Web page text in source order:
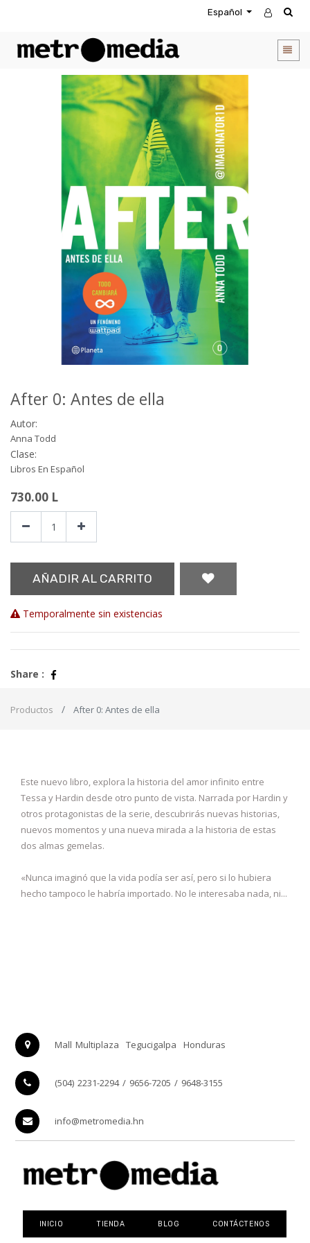
Español
After 0: Antes de ella
Autor:
Anna Todd
Clase:
Libros En Español
730.00 L
AÑADIR AL CARRITO
Temporalmente sin existencias
Share :
Productos After 0: Antes de ella
Este nuevo libro, explora la historia del amor infinito entre
Tessa y Hardin desde otro punto de vista. Narrada por Hardin y
otros protagonistas de la serie, descubrirás nuevas historias,
nuevos momentos y una nueva mirada a la historia de estas
dos almas gemelas.
«Nunca imaginó que la vida podía ser así, pero si lo hubiera
hecho tampoco le habría importado. No le interesaba nada, ni...
Mall Multiplaza Tegucigalpa Honduras
(504) 2231-2294 / 9656-7205 / 9648-3155
info@metromedia.hn
INICIO TIENDA BLOG CONTÁCTENOS